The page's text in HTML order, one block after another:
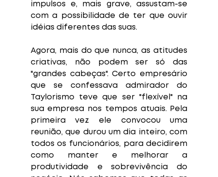
impulsos e, mais grave, assustam-se
com a possibilidade de ter que ouvir
idéias diferentes das suas.
Agora, mais do que nunca, as atitudes
criativas, não podem ser só das
"grandes cabeças". Certo empresário
que se confessava admirador do
Taylorismo teve que ser "flexível" na
sua empresa nos tempos atuais. Pela
primeira vez ele convocou uma
reunião, que durou um dia inteiro, com
todos os funcionários, para decidirem
como manter e melhorar a
produtividade e sobrevivência do